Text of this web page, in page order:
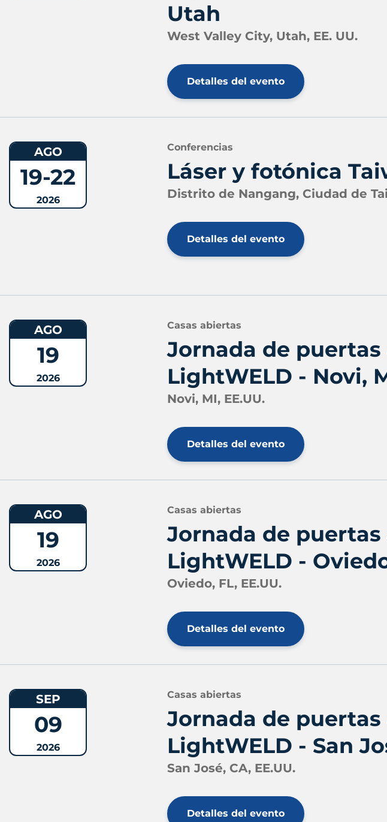
Utah
West Valley City, Utah, EE. UU.
Detalles del evento
AGO
19-22
2026
Conferencias
Láser y fotónica
Distrito de Nangang, Ciudad de
Detalles del evento
AGO
19
2026
Casas abiertas
Jornada de
LightWELD - Novi,
Novi, MI, EE.UU.
Detalles del evento
AGO
19
2026
Casas abiertas
Jornada de
LightWELD -
Oviedo, FL, EE.UU.
Detalles del evento
SEP
09
2026
Casas abiertas
Jornada de
LightWELD - San
San José, CA, EE.UU.
Detalles del evento